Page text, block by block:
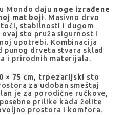
Mondo daju noge izrađene
mat boji. Masivno drvo
stabilnosti i dugom
sto pruža sigurnost i
upotrebi. Kombinacija
punog drveta stvara sklad
i prirodnih materijala.
× 75 cm, trpezarijski sto
za udoban smeštaj
je za porodične ručkove,
prilike kada želite
prostora i komfora.